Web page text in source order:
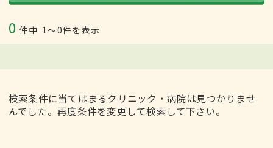
0 件中 1〜0件を表示
検索条件に当てはまるクリニック・病院は見つかりませ
んでした。再度条件を変更して検索して下さい。